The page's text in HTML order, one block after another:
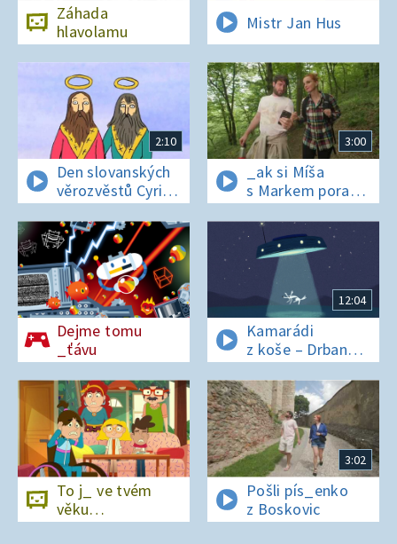
Záhada
hlavolamu
Mistr Jan Hus
2:10
Den slovanských
věrozvěstů Cyrila
a Metoděje
3:00
_ak si Míša
s Markem poradí
v lese bez
si_nálu?
Dejme tomu
_ťávu
12:04
Kamarádi
z koše – Drban
a UFO
To j_ ve tvém
věku…
3:02
Pošli pís_enko
z Boskovic